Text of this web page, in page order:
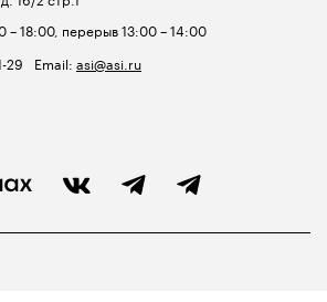
– 18:00, перерыв 13:00 – 14:00
29 Email: asi@asi.ru